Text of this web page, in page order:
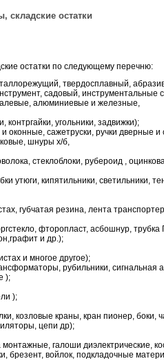
складские остатки
остатки по следующему перечню:
твердосплавный,
садовый, инструментальные
алюминиевые и железные,
угольники, задвижки);
оконные, сажетруски, ручки дверные и
шнуры х/б,
стеклоблоки, рубероид ,
утюги, кипятильники, светильники,
губчатая резина, лента
фторопласт, асбошнур, трубка
и др.);
и многое другое);
рубильники, сигнальная
);
);
козловые краны, кран пионер, боки,
цепи др);
галоши диэлектрические,
брезент, войлок, подкладочные